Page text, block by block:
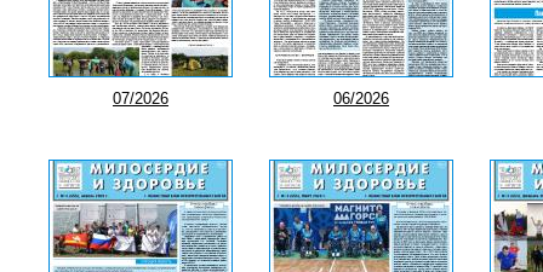
07/2026 06/2026